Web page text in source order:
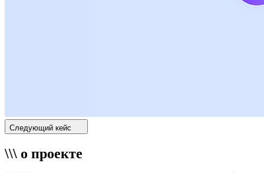
Следующий кейс
\\\ о проекте